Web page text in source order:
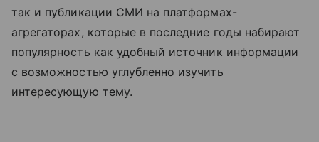
так и публикации СМИ на платформах-
агрегаторах, которые в последние годы набирают
популярность как удобный источник информации
с возможностью углубленно изучить
интересующую тему.